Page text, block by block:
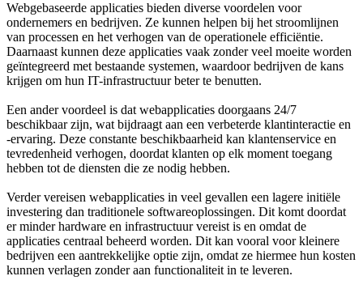
Webgebaseerde applicaties bieden diverse voordelen voor
ondernemers en bedrijven. Ze kunnen helpen bij het stroomlijnen
van processen en het verhogen van de operationele efficiëntie.
Daarnaast kunnen deze applicaties vaak zonder veel moeite worden
geïntegreerd met bestaande systemen, waardoor bedrijven de kans
krijgen om hun IT-infrastructuur beter te benutten.
Een ander voordeel is dat webapplicaties doorgaans 24/7
beschikbaar zijn, wat bijdraagt aan een verbeterde klantinteractie en
-ervaring. Deze constante beschikbaarheid kan klantenservice en
tevredenheid verhogen, doordat klanten op elk moment toegang
hebben tot de diensten die ze nodig hebben.
Verder vereisen webapplicaties in veel gevallen een lagere initiële
investering dan traditionele softwareoplossingen. Dit komt doordat
er minder hardware en infrastructuur vereist is en omdat de
applicaties centraal beheerd worden. Dit kan vooral voor kleinere
bedrijven een aantrekkelijke optie zijn, omdat ze hiermee hun kosten
kunnen verlagen zonder aan functionaliteit in te leveren.